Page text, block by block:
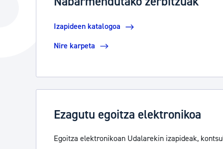
Hiria orain
Hiria ezagutu
Izapideen katalogoa
Nire karpeta
Ezagutu egoitza elektronikoa
Egoitza elektronikoan Udalarekin izapideak,